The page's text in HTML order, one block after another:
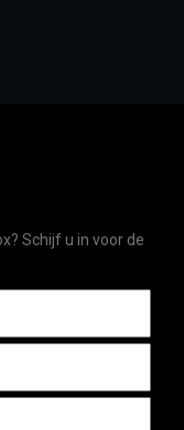
Schijf u in voor de